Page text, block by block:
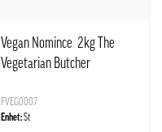
Vegan Nomince 2kg The
Vegetarian Butcher
FVEG0007
Enhet:St